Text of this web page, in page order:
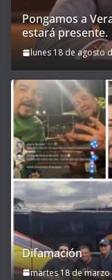
Pongamos a
estará presente.
lunes 18 de agosto
Difamación
martes 18 de marzo